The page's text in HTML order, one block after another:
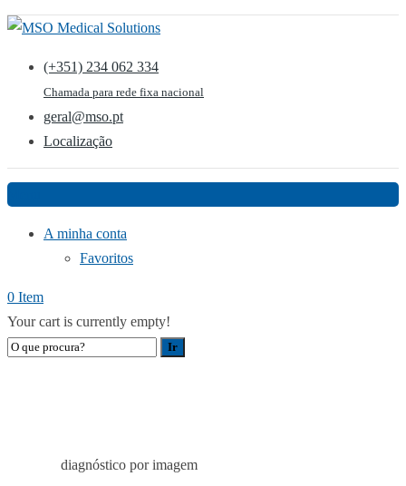
(+351) 234 062 334
Chamada para rede fixa nacional
geral@mso.pt
Localização
A minha conta
Favoritos
0 Item
Your cart is currently empty!
diagnóstico por imagem